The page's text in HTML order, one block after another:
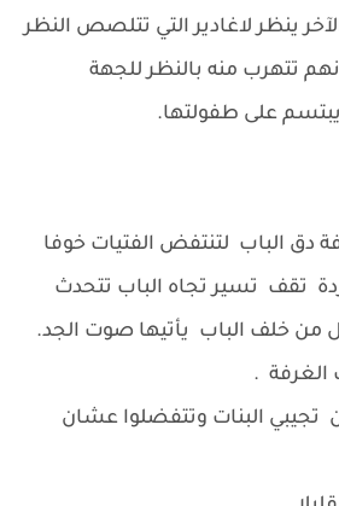
ينظر لاغادير التي تتلصص النظر
تتهرب منه بالنظر للجهة
على طفولتها.
دق الباب لتنتفض الفتيات خوفا
تقف تسير تجاه الباب تتحدث
خلف الباب يأتيها صوت الجد.
الغرفة .
تجيبي البنات وتتفضلوا عشان